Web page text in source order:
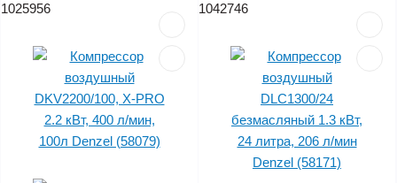
1025956 1042746